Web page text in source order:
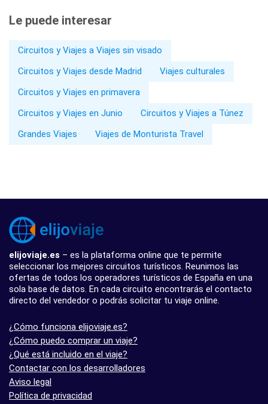
Le puede interesar
Circuitos y Viajes a Viajes sin visado
Circuitos y Viajes desde Madrid
Viajes culturales
Circuitos y Viajes en primavera
Circuitos y Viajes en Junio
Circuitos y Viajes a Túnez
Grandes Viajes
Viajes de Monturista Travel
elijoviaje.es – es la plataforma online que te permite
seleccionar los mejores circuitos turísticos. Reunimos las
ofertas de todos los operadores turísticos de España en una
sola base de datos. En cada circuito encontrarás el contacto
directo del vendedor o podrás solicitar tu viaje online.
¿Cómo funciona elijoviaje.es?
¿Cómo puedo comprar un viaje?
¿Qué está incluido en el viaje?
Contactar con los desarrolladores
Aviso legal
Política de privacidad